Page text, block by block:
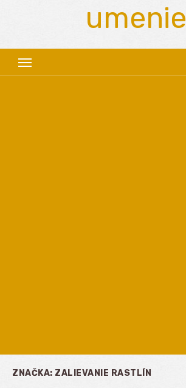
umenie
ZNAČKA: ZALIEVANIE RASTLÍN